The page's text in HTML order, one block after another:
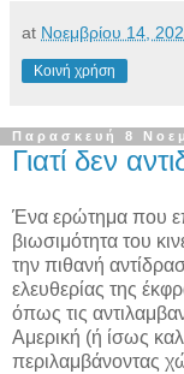
at Νοεμβρίου 14,
Κοινή χρήση
Παρασκευή 8
Γιατί δεν
Ένα ερώτημα που
βιωσιμότητα του
την πιθανή
ελευθερίας της
όπως τις
Αμερική (ή ίσως
περιλαμβάνοντας